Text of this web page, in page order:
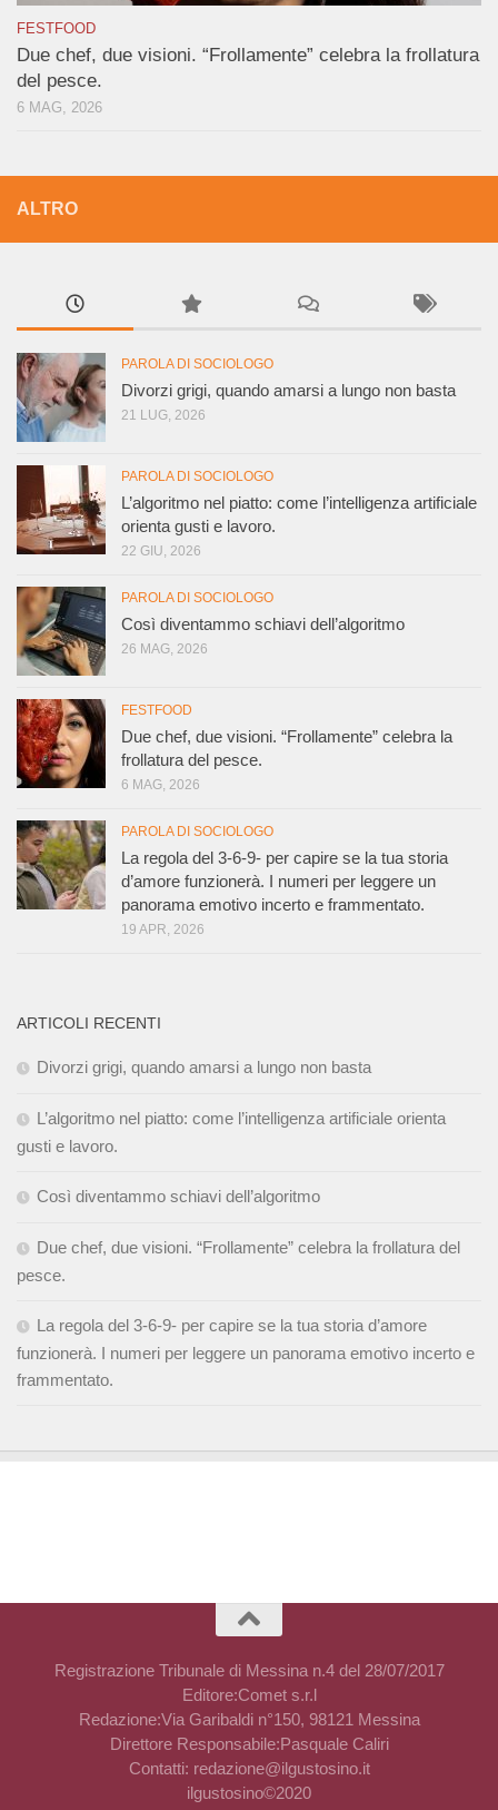
FESTFOOD
Due chef, due visioni. “Frollamente” celebra la frollatura
del pesce.
6 MAG, 2026
ALTRO
PAROLA DI SOCIOLOGO
Divorzi grigi, quando amarsi a lungo non basta
21 LUG, 2026
PAROLA DI SOCIOLOGO
L’algoritmo nel piatto: come l’intelligenza artificiale
orienta gusti e lavoro.
22 GIU, 2026
PAROLA DI SOCIOLOGO
Così diventammo schiavi dell’algoritmo
26 MAG, 2026
FESTFOOD
Due chef, due visioni. “Frollamente” celebra la
frollatura del pesce.
6 MAG, 2026
PAROLA DI SOCIOLOGO
La regola del 3-6-9- per capire se la tua storia
d’amore funzionerà. I numeri per leggere un
panorama emotivo incerto e frammentato.
19 APR, 2026
ARTICOLI RECENTI
Divorzi grigi, quando amarsi a lungo non basta
L’algoritmo nel piatto: come l’intelligenza artificiale orienta
gusti e lavoro.
Così diventammo schiavi dell’algoritmo
Due chef, due visioni. “Frollamente” celebra la frollatura del
pesce.
La regola del 3-6-9- per capire se la tua storia d’amore
funzionerà. I numeri per leggere un panorama emotivo incerto e
frammentato.
Registrazione Tribunale di Messina n.4 del 28/07/2017
Editore:Comet s.r.l
Redazione:Via Garibaldi n°150, 98121 Messina
Direttore Responsabile:Pasquale Caliri
Contatti: redazione@ilgustosino.it
ilgustosino©2020